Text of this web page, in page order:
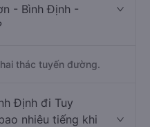
- Bình Định -
thác tuyến đường.
Định đi Tuy
nhiêu tiếng khi